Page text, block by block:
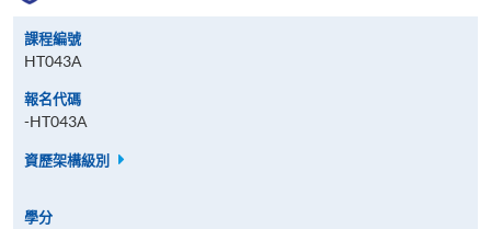
課程編號
HT043A
報名代碼
-HT043A
資歷架構級別
學分